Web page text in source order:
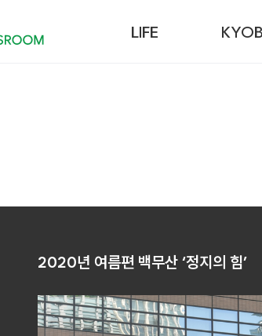
LIFE
2020년 여름편 백무산 ‘정지의 힘’